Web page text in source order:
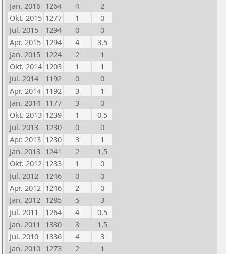
Jan. 2016 1264 4
2
Okt. 2015 1277 1
0
Jul. 2015
1294 0
0
Apr. 2015 1294 4
3,5
Jan. 2015 1224 2
1
Okt. 2014 1203 1
1
Jul. 2014
1192 0
0
Apr. 2014 1192 3
1
Jan. 2014 1177 3
0
Okt. 2013 1239 1
0,5
Jul. 2013
1230 0
0
Apr. 2013 1230 3
1
Jan. 2013 1241 2
1,5
Okt. 2012 1233 1
0
Jul. 2012
1246 0
0
Apr. 2012 1246 2
0
Jan. 2012 1285 5
3
Jul. 2011
1264 4
0,5
Jan. 2011
1330 3
1,5
Jul. 2010
1336 4
3
Jan. 2010 1273 2
1